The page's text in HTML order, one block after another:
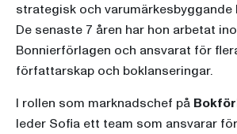
strategisk och varumärkesbyggande
De senaste 7 åren har hon arbetat
Bonnierförlagen och ansvarat för
författarskap och boklanseringar.
I rollen som marknadschef på
leder Sofia ett team som ansvarar